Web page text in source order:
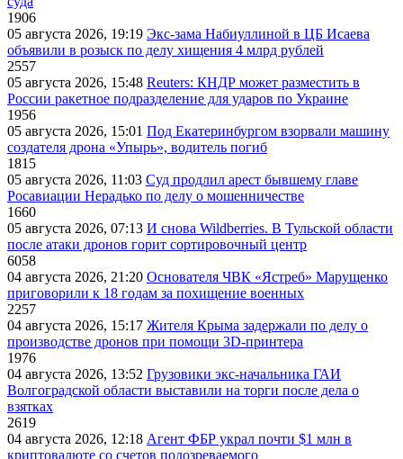
1906
05 августа 2026, 19:19 Экс-зама Набиуллиной в ЦБ Исаева
объявили в розыск по делу хищения 4 млрд рублей
2557
05 августа 2026, 15:48 Reuters: КНДР может разместить в
России ракетное подразделение для ударов по Украине
1956
05 августа 2026, 15:01 Под Екатеринбургом взорвали машину
создателя дрона «Упырь», водитель погиб
1815
05 августа 2026, 11:03 Суд продлил арест бывшему главе
Росавиации Нерадько по делу о мошенничестве
1660
05 августа 2026, 07:13 И снова Wildberries. В Тульской области
после атаки дронов горит сортировочный центр
6058
04 августа 2026, 21:20 Основателя ЧВК «Ястреб» Марущенко
приговорили к 18 годам за похищение военных
2257
04 августа 2026, 15:17 Жителя Крыма задержали по делу о
производстве дронов при помощи 3D‑принтера
1976
04 августа 2026, 13:52 Грузовики экс-начальника ГАИ
Волгоградской области выставили на торги после дела о
взятках
2619
04 августа 2026, 12:18 Агент ФБР украл почти $1 млн в
криптовалюте со счетов подозреваемого